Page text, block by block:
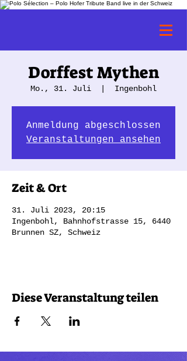
Dorffest Mythen
Mo., 31. Juli Ingenbohl
Anmeldung abgeschlossen
Veranstaltungen ansehen
Zeit & Ort
31. Juli 2023, 20:15
Ingenbohl, Bahnhofstrasse 15, 6440
Brunnen SZ, Schweiz
Diese Veranstaltung teilen